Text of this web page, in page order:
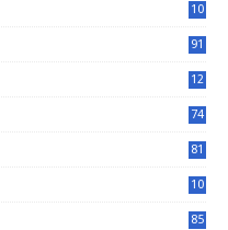
10
91
12
74
81
10
85